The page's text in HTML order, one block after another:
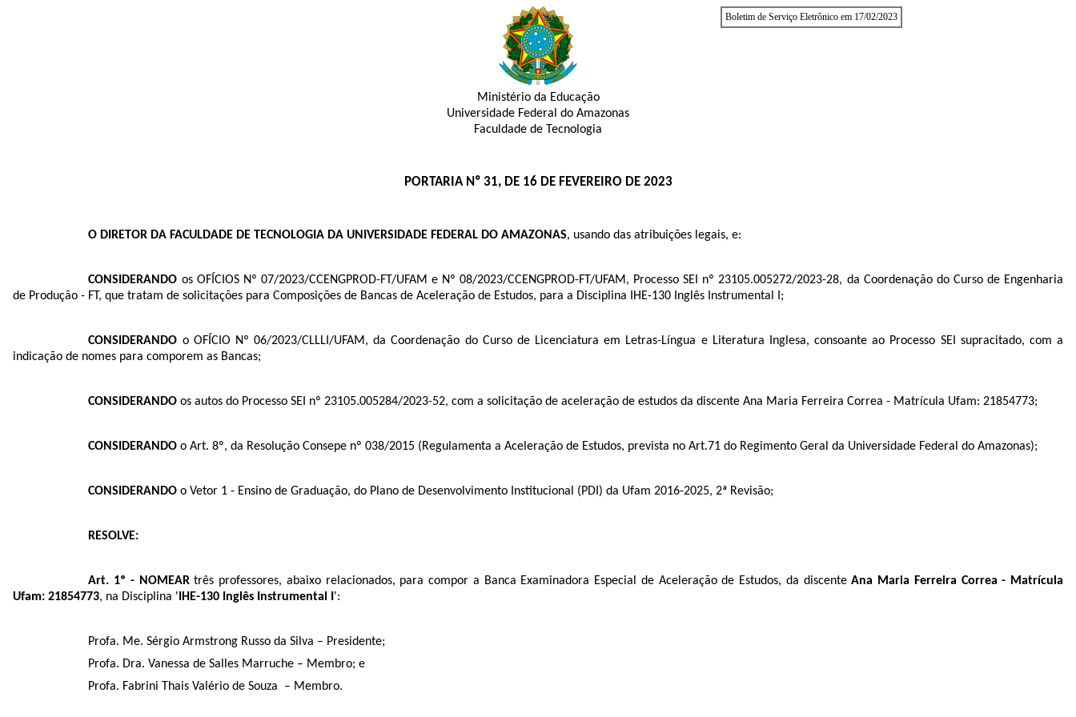
Boletim de Serviço Eletrônico em 17/02/2023
Ministério da Educação
Universidade Federal do Amazonas
Faculdade de Tecnologia
PORTARIA Nº 31, DE 16 DE FEVEREIRO DE 2023
O DIRETOR DA FACULDADE DE TECNOLOGIA DA UNIVERSIDADE FEDERAL DO AMAZONAS, usando das atribuições legais, e:
CONSIDERANDO os OFÍCIOS Nº 07/2023/CCENGPROD-FT/UFAM e Nº 08/2023/CCENGPROD-FT/UFAM, Processo SEI nº23105.005272/2023-28, da Coordenação do Curso de Engenharia
de Produção - FT, que tratam de solicitações para Composições de Bancas de Aceleração de Estudos, para a Disciplina IHE-130 Inglês Instrumental I;
CONSIDERANDO o OFÍCIO Nº 06/2023/CLLLI/UFAM, da Coordenação do Curso de Licenciatura em Letras-Língua e Literatura Inglesa, consoante ao Processo SEI supracitado, com a
indicação de nomes para comporem as Bancas;
CONSIDERANDO os autos do Processo SEI nº23105.005284/2023-52, com a solicitação de aceleração de estudos da discente Ana Maria Ferreira Correa - Matrícula Ufam:21854773;
CONSIDERANDO o Art. 8º, da Resolução Consepe nº 038/2015 (Regulamenta a Aceleração de Estudos, prevista no Art.71 do Regimento Geral da Universidade Federal do Amazonas);
CONSIDERANDO o Vetor 1 - Ensino de Graduação,do Plano de Desenvolvimento Institucional (PDI) da Ufam 2016-2025, 2ª Revisão;
RESOLVE:
Art. 1º - NOMEARtrês professores, abaixo relacionados, para compor a Banca Examinadora Especial de Aceleração de Estudos, da discenteAna Maria Ferreira Correa - Matrícula
Ufam: 21854773, na Disciplina ' IHE-130 Inglês Instrumental I ':
Profa. Me. Sérgio Armstrong Russo da Silva – Presidente;
Profa. Dra. Vanessa de Salles Marruche – Membro; e
Profa. Fabrini Thais Valério de Souza – Membro.